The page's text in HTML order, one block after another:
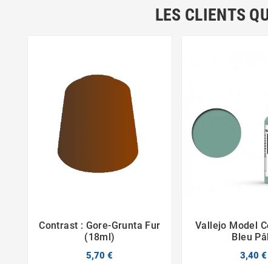
LES CLIENTS
 
Contrast : Gore-Grunta Fur
(18ml)
5,70 €

Vallejo Model
Bleu
3,40 €